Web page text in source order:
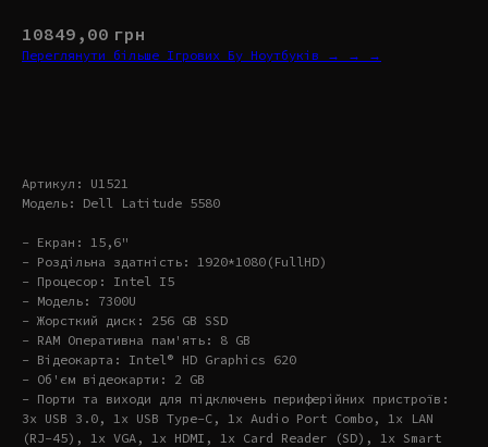
10849,00 грн
Переглянути більше Ігрових Бу Ноутбуків → → →
Артикул: U1521
Модель: Dell Latitude 5580
- Екран: 15,6"
- Роздільна здатність: 1920*1080(FullHD)
- Процесор: Intel I5
- Модель: 7300U
- Жорсткий диск: 256 GB SSD
- RAM Оперативна пам'ять: 8 GB
- Відеокарта: Intel® HD Graphics 620
- Об'єм відеокарти: 2 GB
- Порти та виходи для підключень периферійних пристроїв:
3x USB 3.0, 1x USB Type-C, 1x Audio Port Combo, 1x LAN
(RJ-45), 1x VGA, 1x HDMI, 1x Card Reader (SD), 1x Smart